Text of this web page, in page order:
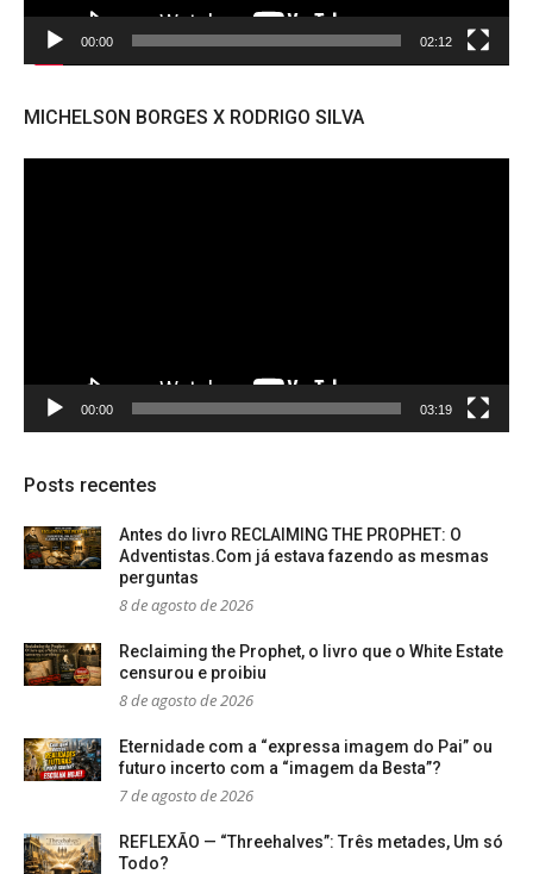
00:00 02:12
MICHELSON BORGES X RODRIGO SILVA
00:00 03:19
Posts recentes
Antes do livro RECLAIMING THE PROPHET: O
Adventistas.Com já estava fazendo as mesmas
perguntas
8 de agosto de 2026
Reclaiming the Prophet, o livro que o White Estate
censurou e proibiu
8 de agosto de 2026
Eternidade com a “expressa imagem do Pai” ou
futuro incerto com a “imagem da Besta”?
7 de agosto de 2026
REFLEXÃO — “Threehalves”: Três metades, Um só
Todo?